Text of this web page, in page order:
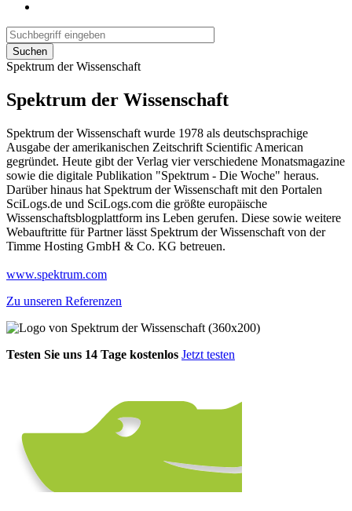
Suchen
Spektrum der Wissenschaft
Spektrum der Wissenschaft
Spektrum der Wissenschaft wurde 1978 als deutschsprachige
Ausgabe der amerikanischen Zeitschrift Scientific American
gegründet. Heute gibt der Verlag vier verschiedene Monatsmagazine
sowie die digitale Publikation "Spektrum - Die Woche" heraus.
Darüber hinaus hat Spektrum der Wissenschaft mit den Portalen
SciLogs.de und SciLogs.com die größte europäische
Wissenschaftsblogplattform ins Leben gerufen. Diese sowie weitere
Webauftritte für Partner lässt Spektrum der Wissenschaft von der
Timme Hosting GmbH & Co. KG betreuen.
www.spektrum.com
Zu unseren Referenzen
Testen Sie uns 14 Tage kostenlos Jetzt testen